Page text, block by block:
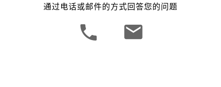
通过电话或邮件的方式回答您的问题